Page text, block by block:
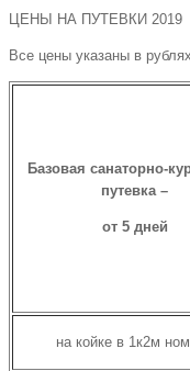
ЦЕНЫ НА ПУТЕВКИ 2019
Все цены указаны в
Базовая санаторно-
путевка –
от 5 дней
на койке в 1к2м